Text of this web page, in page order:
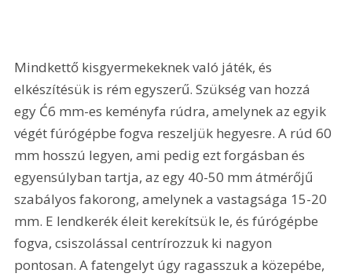
Mindkettő kisgyermekeknek való játék, és
elkészítésük is rém egyszerű. Szükség van hozzá
egy Ć6 mm-es keményfa rúdra, amelynek az egyik
végét fúrógépbe fogva reszeljük hegyesre. A rúd 60
mm hosszú legyen, ami pedig ezt forgásban és
egyensúlyban tartja, az egy 40-50 mm átmérőjű
szabályos fakorong, amelynek a vastagsága 15-20
mm. E lendkerék éleit kerekítsük le, és fúrógépbe
fogva, csiszolással centrírozzuk ki nagyon
pontosan. A fatengelyt úgy ragasszuk a közepébe,